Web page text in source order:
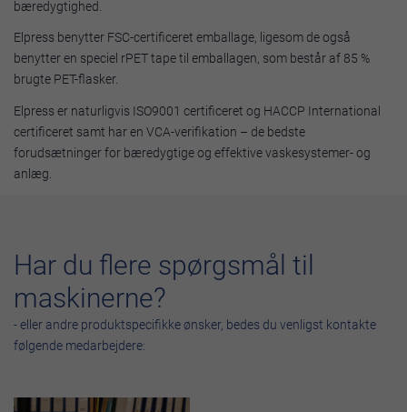
bæredygtighed.
Elpress benytter FSC-certificeret emballage, ligesom de også
benytter en speciel rPET tape til emballagen, som består af 85 %
brugte PET-flasker.
Elpress er naturligvis ISO9001 certificeret og HACCP International
certificeret samt har en VCA-verifikation – de bedste
forudsætninger for bæredygtige og effektive vaskesystemer- og
anlæg.
Har du flere spørgsmål til
maskinerne?
- eller andre produktspecifikke ønsker, bedes du venligst kontakte
følgende medarbejdere: